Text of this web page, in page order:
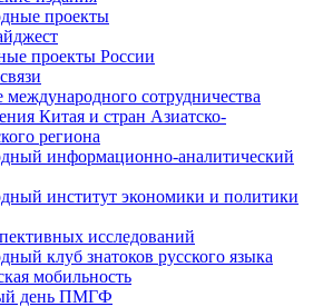
проекты
проекты России
международного сотрудничества
Китая и стран Азиатско-
региона
информационно-аналитический
институт экономики и политики
исследований
клуб знатоков русского языка
мобильность
день ПМГФ